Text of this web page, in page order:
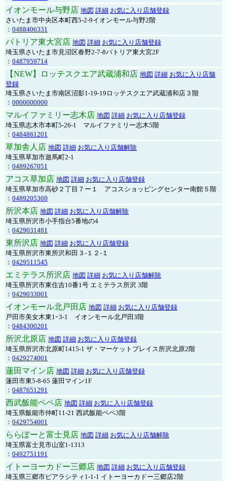
イオンモール与野店 地図 詳細 お気に入り店舗登録
さいたま市中央区本町西5-2-9イオンモール与野2階
： 0488406331
パトリア東大宮店 地図 詳細 お気に入り店舗登録
埼玉県さいたま市見沼区春野2-7-8パトリア東大宮2F
： 0487959714
【NEW】ロッテスクエア武蔵浦和店 地図 詳細 お気に入り店舗
登録
埼玉県さいたま市南区沼影1-19-19ロッテスクエア武蔵浦和店３階
： 0000000000
マルイファミリー志木店 地図 詳細 お気に入り店舗登録
埼玉県志木市本町5-26-1 マルイファミリー志木5階
： 0484861201
草加舎人店 地図 詳細 お気に入り店舗解除
埼玉県草加市遊馬町2-1
： 0489267051
アコス草加店 地図 詳細 お気に入り店舗登録
埼玉県草加市高砂２丁目７ー１ アコスショッピングセンター南館５階
： 0489205360
所沢本店 地図 詳細 お気に入り店舗解除
埼玉県所沢市小手指台5番地の4
： 0429031481
東所沢店 地図 詳細 お気に入り店舗登録
埼玉県所沢市東所沢和田３-１２-１
： 0429511545
エミテラス所沢店 地図 詳細 お気に入り店舗解除
埼玉県所沢市東住吉10番1号 エミテラス所沢 3階
： 0429033001
イオンモール北戸田店 地図 詳細 お気に入り店舗登録
戸田市美女木東1ｰ3‐1 イオンモール北戸田3階
： 0484300201
所沢北原店 地図 詳細 お気に入り店舗登録
埼玉県所沢市北原町1415-1 ザ・マーケットプレイス所沢北原2階
： 0429274001
蓮田マイン店 地図 詳細 お気に入り店舗登録
蓮田市東5-8-65 蓮田マイン1F
： 0487651291
西武飯能ペペ店 地図 詳細 お気に入り店舗登録
埼玉県飯能市仲町11-21 西武飯能ペペ3階
： 0429754001
ららぽーと富士見店 地図 詳細 お気に入り店舗解除
埼玉県富士見市山室1-1313
： 0492751191
イトーヨーカドー三郷店 地図 詳細 お気に入り店舗登録
埼玉県三郷市ピアラシティ1-1-1 イトーヨーカドー三郷店2階